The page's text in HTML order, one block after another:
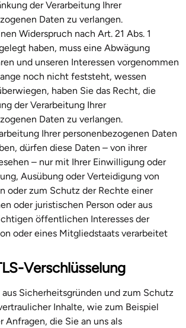
der Verarbeitung Ihrer
Daten zu verlangen.
Widerspruch nach Art. 21 Abs. 1
haben, muss eine Abwägung
und unseren Interessen vorgenommen
noch nicht feststeht, wessen
haben Sie das Recht, die
der Verarbeitung Ihrer
Daten zu verlangen.
Ihrer personenbezogenen Daten
dürfen diese Daten – von ihrer
– nur mit Ihrer Einwilligung oder
Ausübung oder Verteidigung von
oder zum Schutz der Rechte einer
oder juristischen Person oder aus
öffentlichen Interesses der
oder eines Mitgliedstaats verarbeitet
Verschlüsselung
Sicherheitsgründen und zum Schutz
Inhalte, wie zum Beispiel
Anfragen, die Sie an uns als